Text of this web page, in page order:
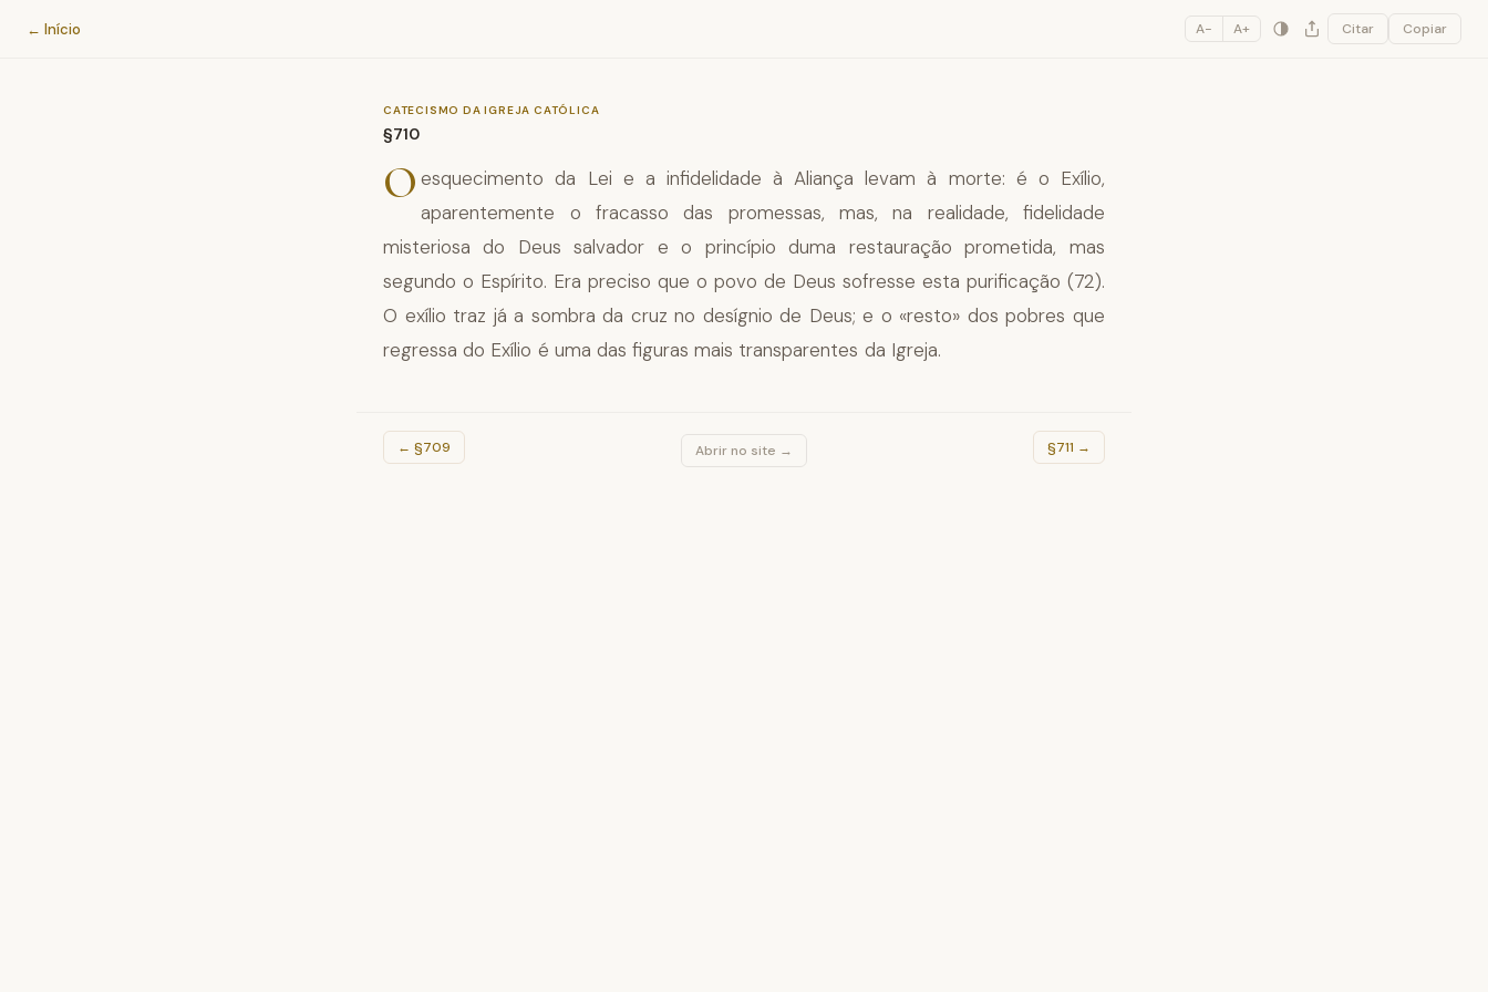
Catecismo da Igreja Católica
← Início A− A+ Citar Copiar
CATECISMO DA IGREJA CATÓLICA
§710
O esquecimento da Lei e a infidelidade à Aliança levam à morte: é o Exílio,
aparentemente o fracasso das promessas, mas, na realidade, fidelidade
misteriosa do Deus salvador e o princípio duma restauração prometida, mas
segundo o Espírito. Era preciso que o povo de Deus sofresse esta purificação (72).
O exílio traz já a sombra da cruz no desígnio de Deus; e o «resto» dos pobres que
regressa do Exílio é uma das figuras mais transparentes da Igreja.
← §709 Abrir no site → §711 →